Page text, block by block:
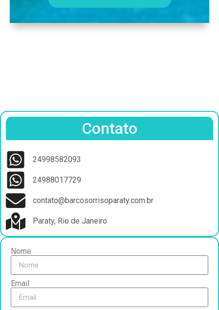
Nome
Email
Contato
24998582093
24988017729
contato@barcosorrisoparaty.com.br
Paraty, Rio de Janeiro